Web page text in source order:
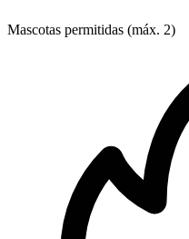
Mascotas permitidas (máx. 2)